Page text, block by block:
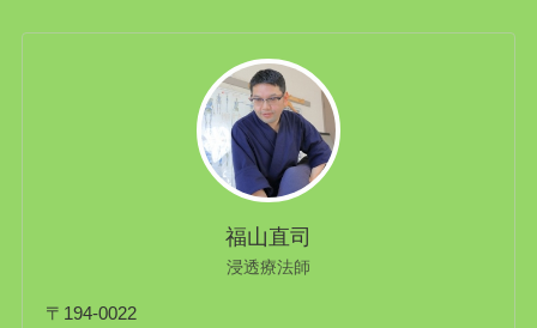
福山直司
浸透療法師
〒194-0022